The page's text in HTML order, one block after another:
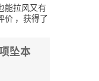
能拉风又有
价 ，获得了
坠本